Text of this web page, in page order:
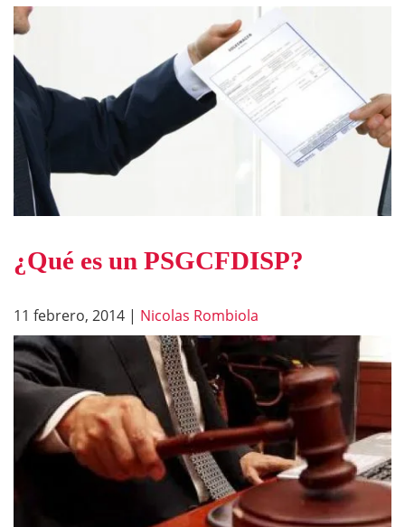
¿Qué es un PSGCFDISP?
11 febrero, 2014 | Nicolas Rombiola